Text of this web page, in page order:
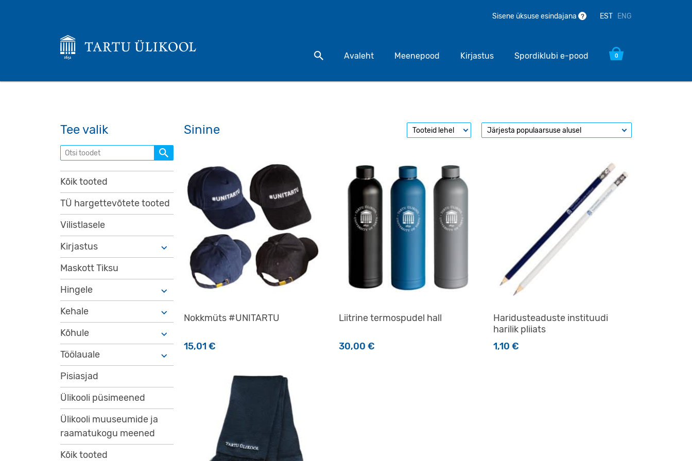
Sisene üksuse esindajana ? EST ENG
Otsi toodetAvaleht Meenepood Kirjastus Spordiklubi e-pood 0
Tee valik
Otsi toodet
Kõik tooted
TÜ hargettevõtete tooted
Vilistlasele
Kirjastus
Maskott Tiksu
Hingele
Kehale
Kõhule
Töölauale
Pisiasjad
Ülikooli püsimeened
Ülikooli muuseumide ja
raamatukogu meened
Kõik tooted
Sinine
Nokkmüts #UNITARTU
15,01€
Liitrine termospudel hall
30,00 €
Haridusteaduste instituudi
harilik pliiats
1,10€